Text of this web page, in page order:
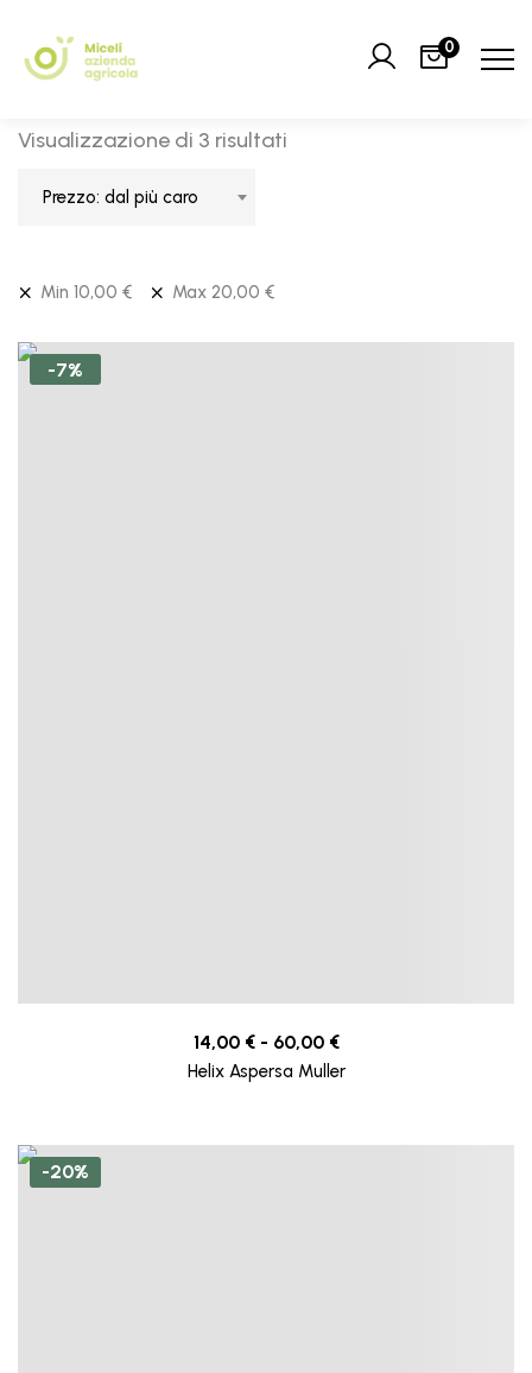
0
Visualizzazione di 3 risultati
Prezzo: dal più caro
Min 10,00 € Max 20,00 €
-7%
14,00 € - 60,00 €
Helix Aspersa Muller
-20%